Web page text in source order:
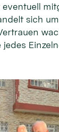
sich
jedes